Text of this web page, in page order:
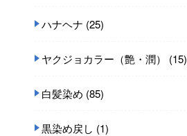
ハナヘナ (25)
ヤクジョカラー（艶・潤） (15)
白髪染め (85)
黒染め戻し (1)